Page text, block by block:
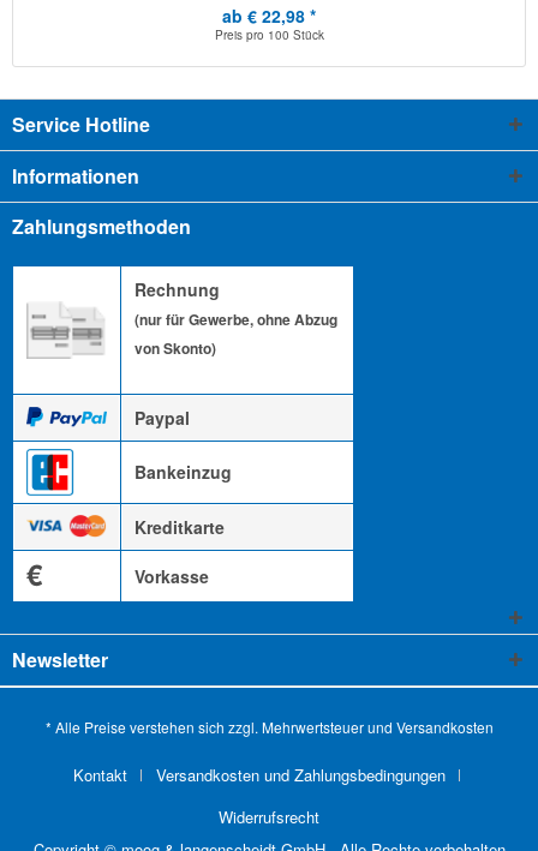
ab € 22,98 *
Preis pro 100 Stück
Service Hotline
Informationen
Zahlungsmethoden
Rechnung
(nur für Gewerbe, ohne Abzug
von Skonto)
Paypal
Bankeinzug
Kreditkarte
€ Vorkasse
Newsletter
* Alle Preise verstehen sich zzgl. Mehrwertsteuer und Versandkosten
Kontakt
Versandkosten und Zahlungsbedingungen
Widerrufsrecht